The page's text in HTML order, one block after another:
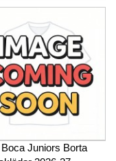
Boca Juniors Borta